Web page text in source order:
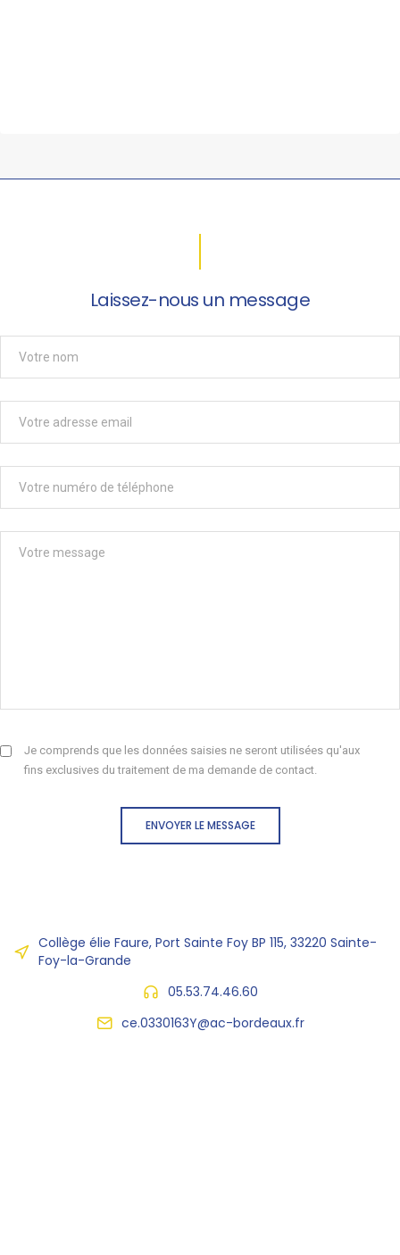
Laissez-nous un message
Je comprends que les données saisies ne seront utilisées qu'aux
fins exclusives du traitement de ma demande de contact.
ENVOYER LE MESSAGE
Collège élie Faure, Port Sainte Foy BP 115, 33220 Sainte-
Foy-la-Grande
05.53.74.46.60
ce.0330163Y@ac-bordeaux.fr